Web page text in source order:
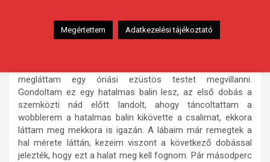
Halfaj: Balin
Fogott hal adatai: 5,5 kg (becsült) / 80 cm
megláttam egy óriási ezüstös testet megvillanni.
Gondoltam ez egy hatalmas balin lesz, az első dobás a
szemközti nád előtt landolt, ahogy táncoltattam a
wobblerem a hatalmas balin kikövette a csalimat, ekkora
láttam meg mekkora is igazán. A lábaim már remegtek a
hal mérete láttán, kezeim viszont a következő dobással
jelezték, hogy ezt a halat meg kell fognom. Pár másodperc
Megértettem Adatkezelési tájékoztató